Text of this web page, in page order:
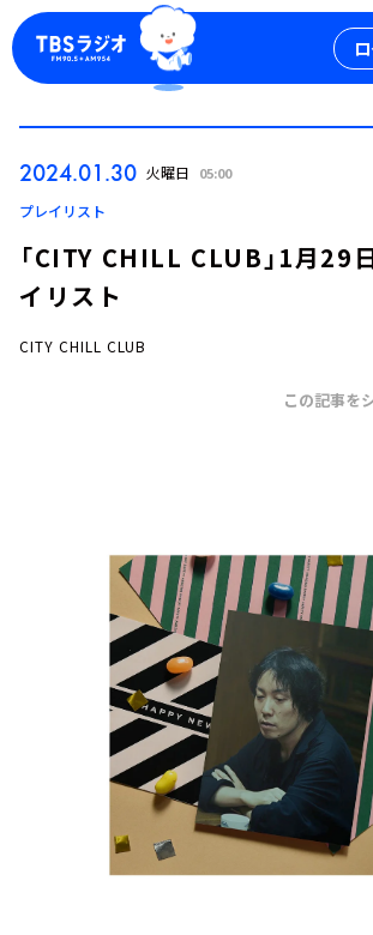
お知らせ
イベント・グッズ
YouTube
会社情報
2024.01.30 火曜日 05:00
プレイリスト
「CITY CHILL CLUB」1月29日
イリスト
CITY CHILL CLUB
この記事を